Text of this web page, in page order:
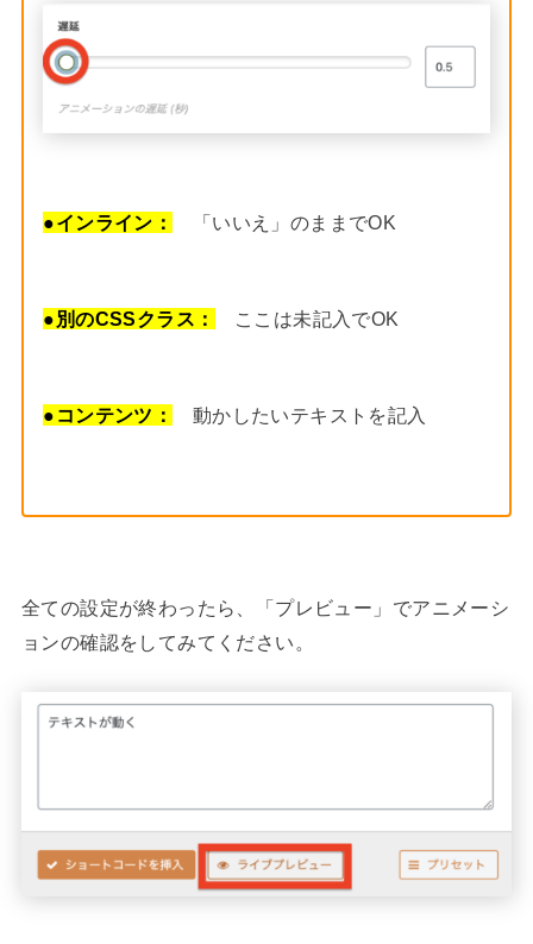
●インライン： 「いいえ」のままでOK
● 別のCSSクラス： ここは未記入でOK
● コンテンツ： 動かしたいテキストを記入
全ての設定が終わったら、「プレビュー」でアニメーシ
ョンの確認をしてみてください。